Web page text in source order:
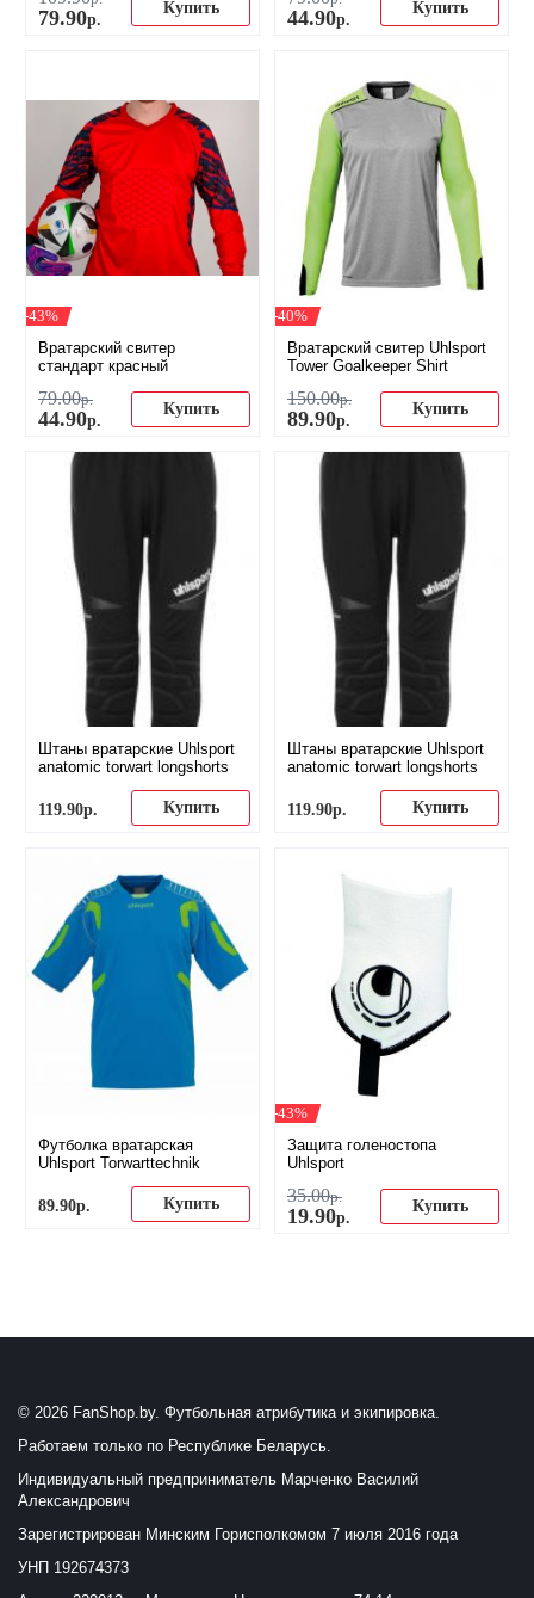
79.90р.
Купить 44.90р.
Купить
-43%
Вратарский свитер
стандарт красный
79.00р.
44.90р.
Купить
-40%
Вратарский свитер Uhlsport
Tower Goalkeeper Shirt
150.00р.
89.90р.
Купить
Штаны вратарские Uhlsport
anatomic torwart longshorts
119.90р. Купить
Штаны вратарские Uhlsport
anatomic torwart longshorts
119.90р. Купить
Футболка вратарская
Uhlsport Torwarttechnik
89.90р. Купить
-43%
Защита голеностопа
Uhlsport
35.00р.
19.90р.
Купить
© 2026 FanShop.by. Футбольная атрибутика и экипировка.
Работаем только по Республике Беларусь.
Индивидуальный предприниматель Марченко Василий
Александрович
Зарегистрирован Минским Горисполкомом 7 июля 2016 года
УНП 192674373